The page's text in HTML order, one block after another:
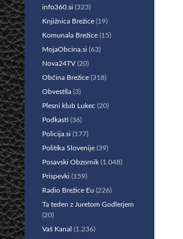
info360.si (323)
Knjižnica Brežice (19)
Komunala Brežice (15)
MojaObcina.si (63)
Nova24TV (20)
Občina Brežice (318)
Obvestila (3)
Plesni klub Lukec (20)
Podkasti (36)
Policija.si (177)
Politika Slovenije (39)
Posavski Obzornik (1.048)
Prispevki (159)
Radio Brežice Eu (226)
Ta teden z Juretom Godlerjem
(20)
Vaš Kanal (1.236)